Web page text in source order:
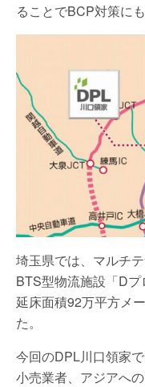
ることでBCP対策にも
埼玉県では、マルチ
BTS型物流施設「D
延床面積92万平方メ
た。
今回のDPL川口領家
小売業者、アジアへ